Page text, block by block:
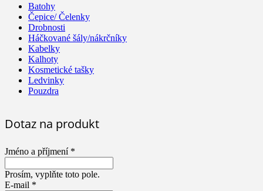
Batohy
Čepice/ Čelenky
Drobnosti
Háčkované šály/nákrčníky
Kabelky
Kalhoty
Kosmetické tašky
Ledvinky
Pouzdra
Dotaz na produkt
Jméno a příjmení *
Prosím, vyplňte toto pole.
E-mail *